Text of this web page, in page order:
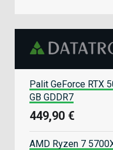
Palit GeForce RTX
GB GDDR7
449,90 €
AMD Ryzen 7